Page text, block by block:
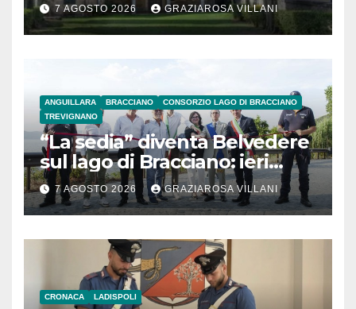
7 AGOSTO 2026 GRAZIAROSA VILLANI
ANGUILLARA BRACCIANO
CONSORZIO LAGO DI BRACCIANO
TREVIGNANO
“La sedia” diventa Belvedere
sul lago di Bracciano: ieri
l’inaugurazione
7 AGOSTO 2026 GRAZIAROSA VILLANI
CRONACA LADISPOLI